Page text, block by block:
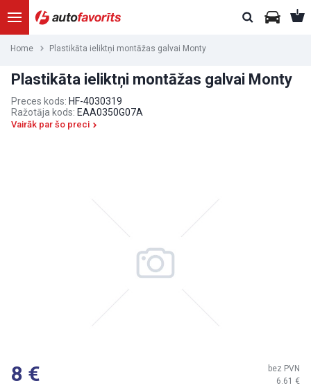
Home Plastikāta ieliktņi montāžas galvai Monty
Plastikāta ieliktņi montāžas galvai Monty
Preces kods: HF-4030319
Ražotāja kods: EAA0350G07A
Vairāk par šo preci
8 6.61
bez PVN